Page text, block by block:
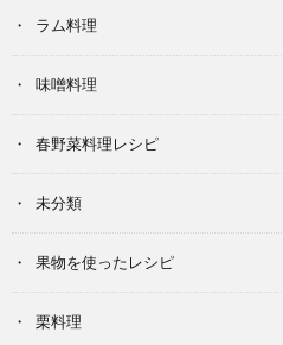
ラム料理
味噌料理
春野菜料理レシピ
未分類
果物を使ったレシピ
栗料理